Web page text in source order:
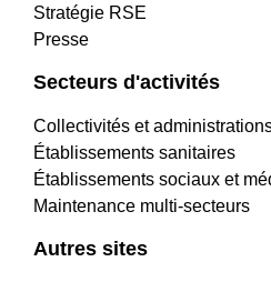
Stratégie RSE
Presse
Secteurs d'activités
Collectivités et
Établissements sanitaires
Établissements sociaux et
Maintenance multi-secteurs
Autres sites